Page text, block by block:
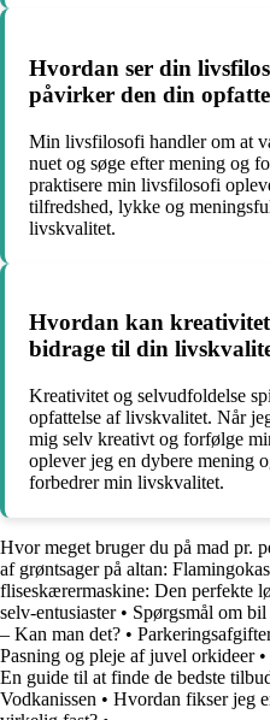
Hvordan ser din
påvirker den din
Min livsfilosofi handler om at
nuet og søge efter mening og
praktisere min livsfilosofi
tilfredshed, lykke og
livskvalitet.
Hvordan kan kreativitet
bidrage til din
Kreativitet og selvudfoldelse
opfattelse af livskvalitet. Når
mig selv kreativt og forfølge
oplever jeg en dybere mening
forbedrer min livskvalitet.
Hvor meget bruger du på mad pr.
af grøntsager på altan:
fliseskærermaskine: Den perfekte
selv-entusiaster• Spørgsmål om
– Kan man det? •
Pasning og pleje af juvel orkideer•
En guide til at finde de bedste
Vodkanissen • Hvordan fikser jeg